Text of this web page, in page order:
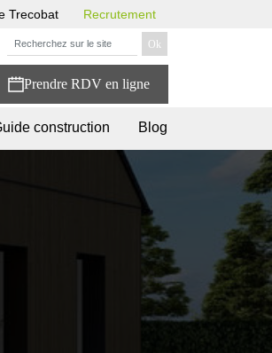
Trecobat Recrutement
construction Blog